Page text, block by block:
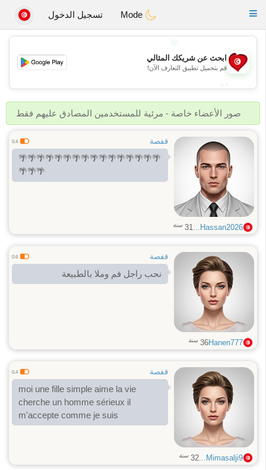
Tunisia Dating
Toggle
تسجيل الدخول
💖
💕
ابحث عن شريكك المثالي
قم بتحميل تطبيق التعارف الآن!
صور الأعضاء خاصة - مرئية للمستخدمين المصادق عليهم فقط
قفصة 0.4
🌴🌴🌴🌴🌴🌴🌴🌴🌴🌴🌴🌴🌴🌴🌴🌴
🌴🌴🌴
Hassan2026...
31 سنة
قفصة 0.6
نحب راجل فم وملا بالطبيعة
Hanen777
36 سنة
قفصة 0.4
moi une fille simple aime la vie
cherche un homme sérieux il
m'accepte comme je suis
Mimasalji9...
32 سنة